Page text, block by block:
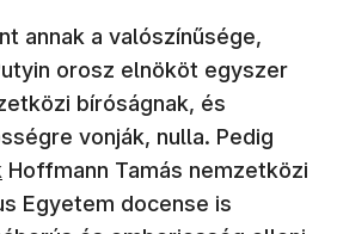
annak a valószínűsége,
orosz elnököt egyszer
bíróságnak, és
vonják, nulla. Pedig
nyílik meg)
Hoffmann Tamás nemzetközi
Egyetem docense is